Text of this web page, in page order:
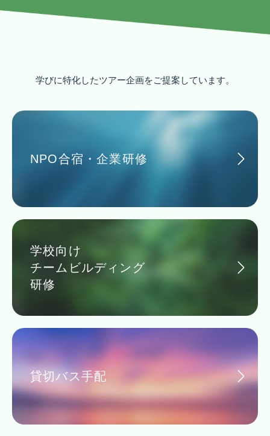
学びに特化したツアー企画をご提案しています。
NPO合宿・企業研修
学校向け
チームビルディング
研修
貸切バス手配